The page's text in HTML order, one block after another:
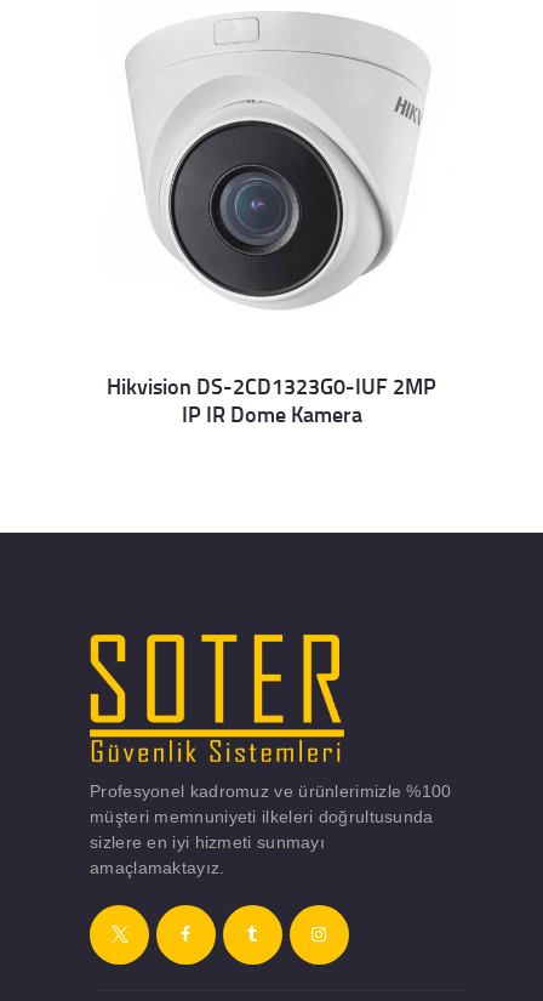
Details
Hikvision DS-2CD1323G0-IUF 2MP
IP IR Dome Kamera
Profesyonel kadromuz ve ürünlerimizle %100
müşteri memnuniyeti ilkeleri doğrultusunda
sizlere en iyi hizmeti sunmayı
amaçlamaktayız.